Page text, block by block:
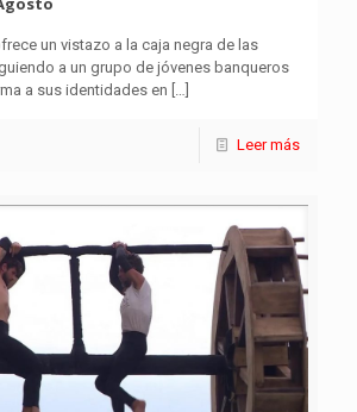
un vistazo a la caja negra de las
a un grupo de jóvenes banqueros
a sus identidades en […]
Leer más